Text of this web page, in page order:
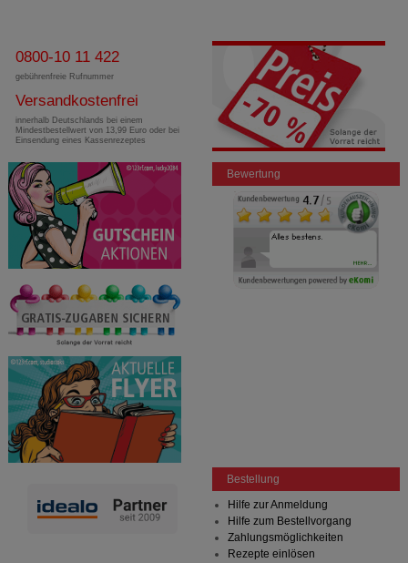
0800-10 11 422
gebührenfreie Rufnummer
Versandkostenfrei
innerhalb Deutschlands bei einem
Mindestbestellwert von 13,99 Euro oder bei
Einsendung eines Kassenrezeptes
Bewertung
Bestellung
Hilfe zur Anmeldung
Hilfe zum Bestellvorgang
Zahlungsmöglichkeiten
Rezepte einlösen